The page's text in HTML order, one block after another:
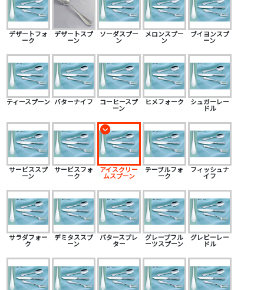
デザートフォ
ーク
デザートスプ
ーン
ソーダスプー
ン
メロンスプー
ン
ブイヨンスプ
ーン
ティースプーン バターナイフ コーヒースプ
ーン
ヒメフォーク シュガーレー
ドル
サービススプ
ーン
サービスフォ
ーク
アイスクリー
ムスプーン
テーブルフォ
ーク
フィッシュナ
イフ
サラダフォー
ク
デミタススプ
ーン
バタースプレ
ター
グレープフル
ーツスプーン
グレビーレー
ドル